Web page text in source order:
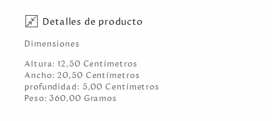
Detalles de producto
Dimensiones
Altura: 12,50 Centímetros
Ancho: 20,50 Centímetros
profundidad: 5,00 Centímetros
Peso:360,00 Gramos